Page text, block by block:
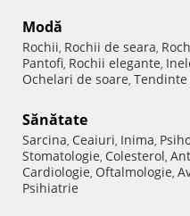
Modă
Rochii, Rochii de seara,
Pantofi, Rochii elegante,
Ochelari de soare, Tendinte
Sănătate
Sarcina, Ceaiuri, Inima,
Stomatologie, Colesterol,
Cardiologie, Oftalmologie,
Psihiatrie